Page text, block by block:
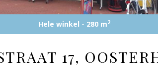
Hele winkel - 280 m2
17,